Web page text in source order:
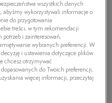
ORCHARD BEACH
wszystkich danych
abyśmy wykorzystywali informacje o
do przygotowania
treści, w tym rekomendacji
potrzeb i zainteresowań,
wybranych preferencji. W
i ustawienia dotyczące plików
chcesz otrzymywać
do Twoich preferencji,
więcej informacji, przeczytaj